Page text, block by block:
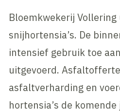
Bloemkwekerij
snijhortensia’s. De
intensief gebruik toe
uitgevoerd.
asfaltverharding en
hortensia’s de